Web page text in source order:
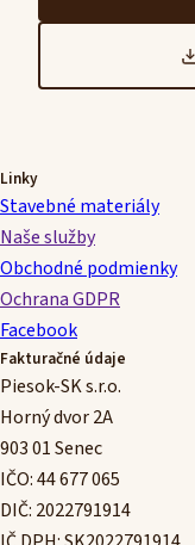
Linky
Stavebné materiály
Naše služby
Obchodné podmienky
Ochrana GDPR
Facebook
Fakturačné údaje
Piesok-SK s.r.o.
Horný dvor 2A
903 01 Senec
IČO: 44 677 065
DIČ: 2022791914